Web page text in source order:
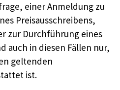
einer Anmeldung zu
Preisausschreibens,
zur Durchführung eines
auch in diesen Fällen nur,
geltenden
ist.